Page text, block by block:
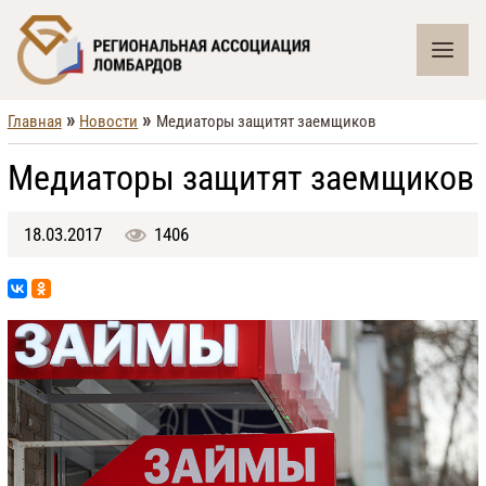
Главная » Новости » Медиаторы защитят заемщиков
Медиаторы защитят заемщиков
18.03.2017 1406